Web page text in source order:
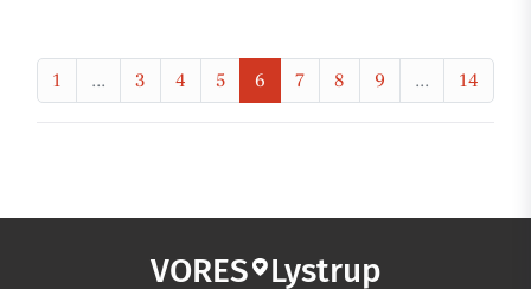
1 ... 3 4 5 6 7 8 9 ... 14
VORES Lystrup